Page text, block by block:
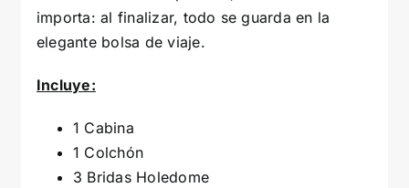
importa: al finalizar, todo se guarda en la
elegante bolsa de viaje.
Incluye:
1 Cabina
1 Colchón
3 Bridas Holedome